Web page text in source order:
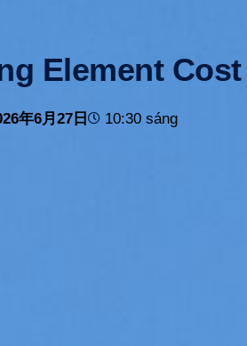
Element
年6月27日 10:30 sáng